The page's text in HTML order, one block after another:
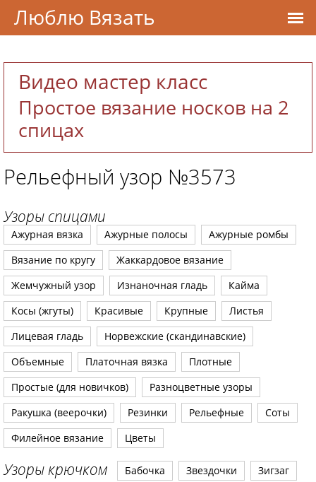
Видео мастер класс
Простое вязание носков на 2
спицах
Рельефный узор №3573
Узоры спицами
Ажурная вязка Ажурные полосы
Ажурные ромбы
Вязание по кругу
Жаккардовое вязание
Жемчужный узор
Изнаночная гладь
Кайма
Косы (жгуты)
Красивые Крупные
Листья
Лицевая гладь
Норвежские (скандинавские)
Объемные
Платочная вязка
Плотные
Простые (для новичков)
Разноцветные узоры
Ракушка (веерочки)
Резинки Рельефные
Соты
Филейное вязание
Цветы
Узоры крючком Бабочка Звездочки
Зигзаг
Люблю Вязать